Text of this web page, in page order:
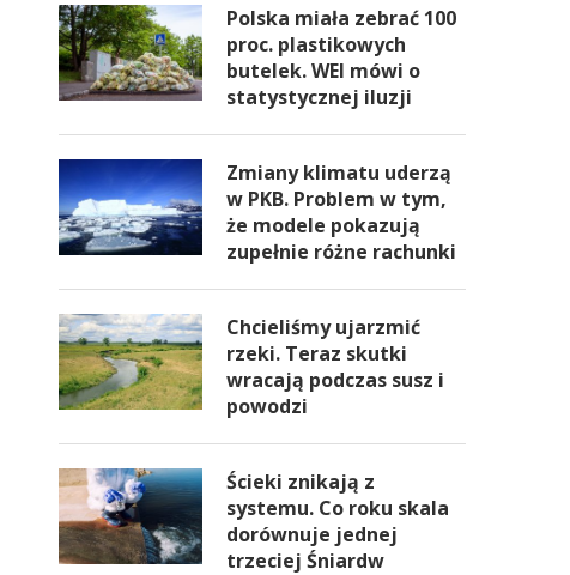
Senat zajmie się ustawą o
Nowe zasady składki
Polska miała zebrać 100
proc. plastikowych
butelek. WEI mówi o
statystycznej iluzji
Zmiany klimatu uderzą
w PKB. Problem w tym,
że modele pokazują
zupełnie różne rachunki
Chcieliśmy ujarzmić
rzeki. Teraz skutki
wracają podczas susz i
powodzi
Ścieki znikają z
systemu. Co roku skala
dorównuje jednej
trzeciej Śniardw